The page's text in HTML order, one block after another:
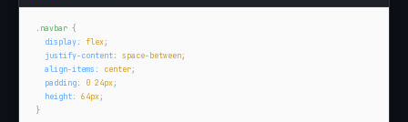
.navbar {
display : flex ;
justify-content : space-between ;
align-items : center ;
padding : 0 24px ;
height : 64px ;
}